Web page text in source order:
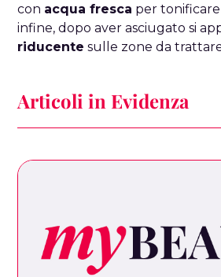
con acqua fresca per
infine, dopo aver asciugato si
riducente sulle zone da
Articoli in Evidenza